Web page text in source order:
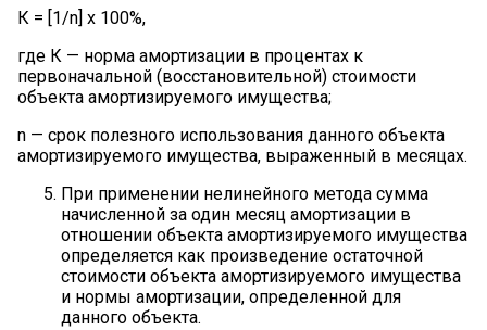
К = [1/n] х 100%,
где К — норма амортизации в процентах к
первоначальной (восстановительной) стоимости
объекта амортизируемого имущества;
n — срок полезного использования данного объекта
амортизируемого имущества, выраженный в месяцах.
При применении нелинейного метода сумма
начисленной за один месяц амортизации в
отношении объекта амортизируемого имущества
определяется как произведение остаточной
стоимости объекта амортизируемого имущества
и нормы амортизации, определенной для
данного объекта.